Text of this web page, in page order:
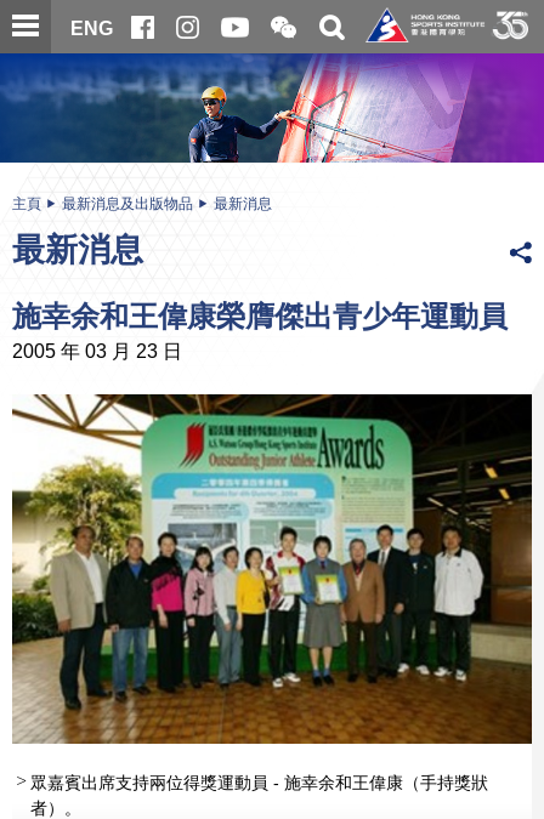
跳
至
內
ENG
開
合
微
信
二
維
碼
關
搜
尋
内
主頁 最新消息及出版物品 最新消息
最新消息
施幸余和王偉康榮膺傑出青少年運動員
2005 年 03 月 23 日
眾嘉賓出席支持兩位得獎運動員 - 施幸余和王偉康（手持獎狀
者）。